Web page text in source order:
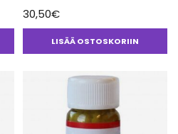
30,50€
LISÄÄ OSTOSKORIIN